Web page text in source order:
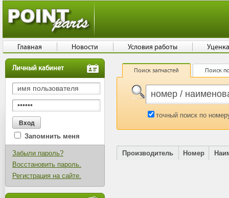
Личный кабинет
Запомнить меня
Забыли пароль?
Восстановить пароль.
Регистрация на сайте.
Поиск запчастей Поиск
точный поиск по
Производитель Номер
Главная Новости Условия работы